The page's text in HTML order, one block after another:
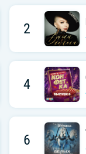
2
4
6